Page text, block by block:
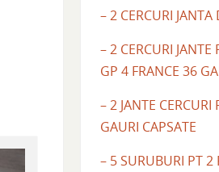
– 2 CERCURI
– 2 CERCURI
GP 4 FRANCE 36
– 2 JANTE
GAURI CAPSATE
– 5 SURUBURI PT 2